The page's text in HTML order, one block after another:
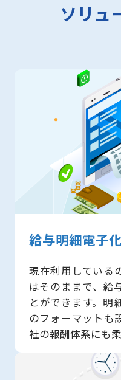
ソリュ
給与明細電子化
現在利用している
はそのままで、給
とができます。明
のフォーマットも
社の報酬体系にも